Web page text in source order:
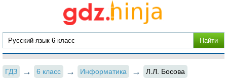
ГДЗ 6 класс Информатика Л.Л. Босова